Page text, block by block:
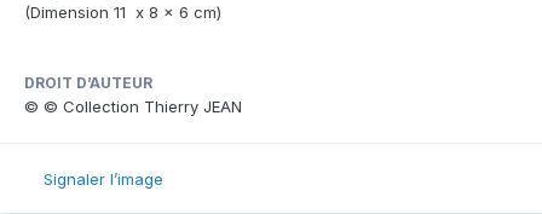
(Dimension 11 x 8 x 6 cm)
DROIT D’AUTEUR
© © Collection Thierry JEAN
Signaler l’image